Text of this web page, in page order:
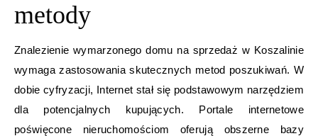
metody
Znalezienie wymarzonego domu na sprzedaż w Koszalinie
wymaga zastosowania skutecznych metod poszukiwań. W
dobie cyfryzacji, Internet stał się podstawowym narzędziem
dla potencjalnych kupujących. Portale internetowe
poświęcone nieruchomościom oferują obszerne bazy